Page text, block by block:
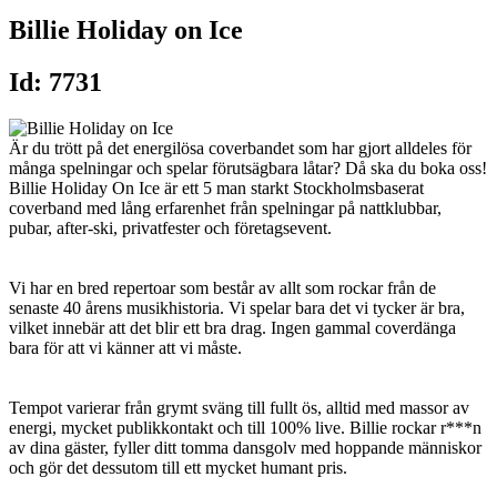
Billie Holiday on Ice
Id: 7731
Är du trött på det energilösa coverbandet som har gjort alldeles för
många spelningar och spelar förutsägbara låtar? Då ska du boka oss!
Billie Holiday On Ice är ett 5 man starkt Stockholmsbaserat
coverband med lång erfarenhet från spelningar på nattklubbar,
pubar, after-ski, privatfester och företagsevent.
Vi har en bred repertoar som består av allt som rockar från de
senaste 40 årens musikhistoria. Vi spelar bara det vi tycker är bra,
vilket innebär att det blir ett bra drag. Ingen gammal coverdänga
bara för att vi känner att vi måste.
Tempot varierar från grymt sväng till fullt ös, alltid med massor av
energi, mycket publikkontakt och till 100% live. Billie rockar r***n
av dina gäster, fyller ditt tomma dansgolv med hoppande människor
och gör det dessutom till ett mycket humant pris.